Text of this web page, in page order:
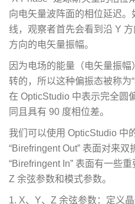
向电矢量波阵面的相位延迟
线，观察者首先会看到沿 Y
方向的电矢量振幅。
因为电场的能量（电矢量振
转的，所以这种偏振态被称为
在 OpticStudio 中表示完全圆
同且具有 90 度相位差。
我们可以使用 OpticStudio 中
“Birefringent Out” 表面对来双
“Birefringent In” 表面有一些
Z 余弦参数和模式参数。
1. X、Y、Z 余弦参数：定义